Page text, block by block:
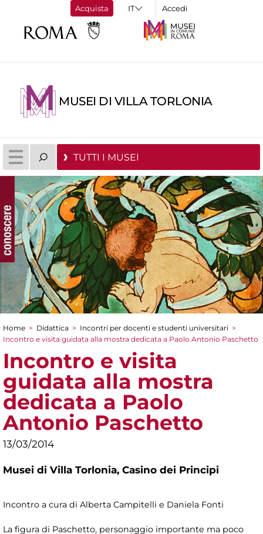
Acquista Accedi
MUSEI DI VILLA TORLONIA
TUTTI I MUSEI
Tu sei qui
Home > Didattica > Incontri per docenti e studenti universitari >
Incontro e visita guidata alla mostra dedicata a Paolo Antonio Paschetto
Incontro e visita
guidata alla mostra
dedicata a Paolo
Antonio Paschetto
13/03/2014
Musei di Villa Torlonia, Casino dei Principi
Incontro a cura di Alberta Campitelli e Daniela Fonti
La figura di Paschetto, personaggio importante ma poco